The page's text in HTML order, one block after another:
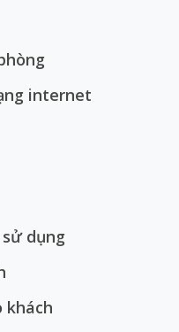
internet
dụng
khách